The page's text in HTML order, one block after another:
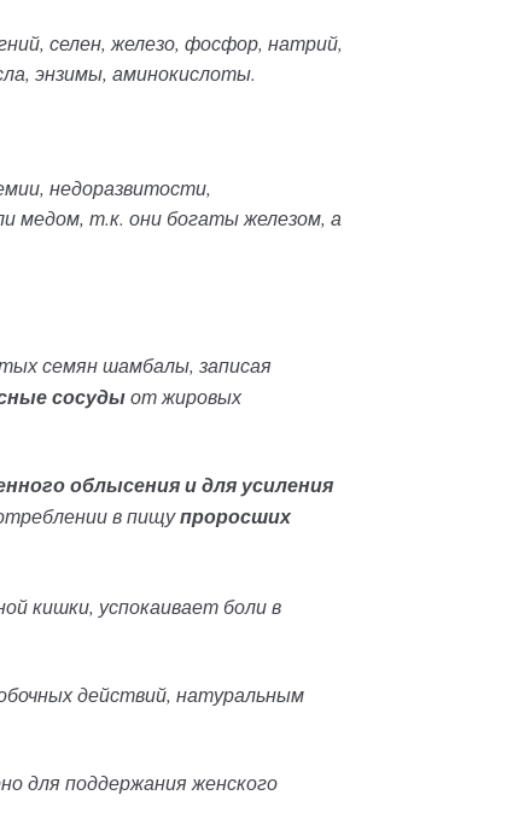
селен, железо, фосфор, натрий,
энзимы, аминокислоты.
недоразвитости,
медом, т.к. они богаты железом, а
семян шамбалы, записая
сосудыот жировых
облысения и для усиления
в пищупроросших
кишки, успокаивает боли в
действий, натуральным
для поддержания женского